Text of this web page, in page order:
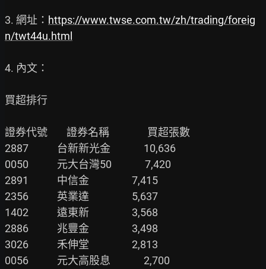
3. 網址： https://www.twse.com.tw/zh/trading/foreig
n/twt44u.html
4. 內文：
買超排行
證券代號        證券名稱                買超張數
2887            台新新光金              10,636
0050            元大台灣50              7,420
2891            中信金                  7,415
2356            英業達                  5,637
1402            遠東新                  3,568
2886            兆豐金                  3,498
3026            禾伸堂                  2,813
0056            元大高股息              2,700